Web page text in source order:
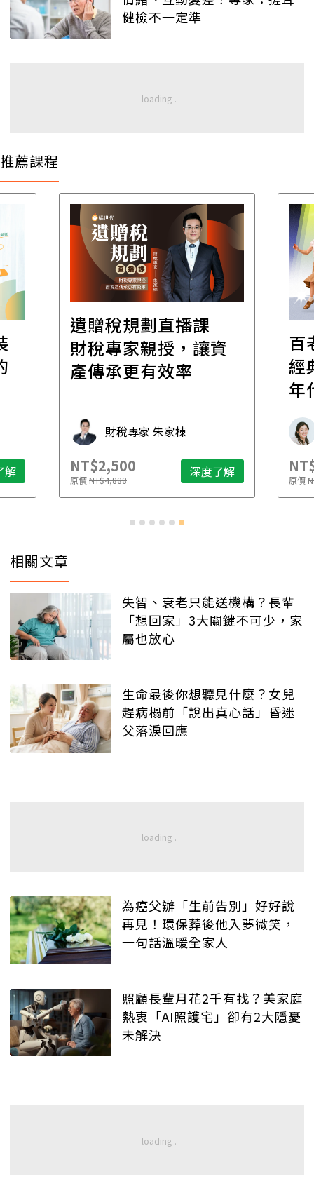
健檢不一定準
推薦課程
解
遺贈稅規劃直播課│
財稅專家親授，讓資
產傳承更有效率
財稅專家 朱家棟
NT$2,500
原價NT$4,888 深度了解
百
經
年
原價
相關文章
失智、衰老只能送機構？長輩
「想回家」3大關鍵不可少，家
屬也放心
生命最後你想聽見什麼？女兒
趕病榻前「說出真心話」昏迷
父落淚回應
為癌父辦「生前告別」好好說
再見！環保葬後他入夢微笑，
一句話溫暖全家人
照顧長輩月花2千有找？美家庭
熱衷「AI照護宅」卻有2大隱憂
未解決